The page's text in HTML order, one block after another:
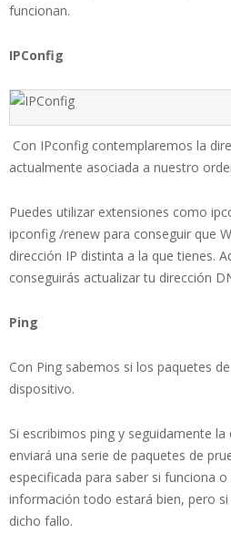
funcionan.
IPConfig
Con IPconfig contemplaremos la
actualmente asociada a nuestro
Puedes utilizar extensiones como
ipconfig /renew para conseguir que
dirección IP distinta a la que tienes.
conseguirás actualizar tu dirección
Ping
Con Ping sabemos si los paquetes
dispositivo.
Si escribimos ping y seguidamente
enviará una serie de paquetes de
especificada para saber si funciona
información todo estará bien, pero
dicho fallo.